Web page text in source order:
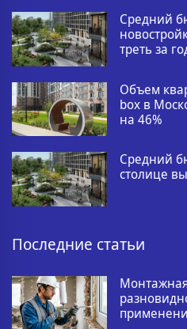
Средний
треть за
Объем
box в
на 46%
Средний
столице
Последние статьи